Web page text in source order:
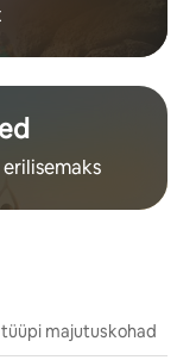
majutuskohad